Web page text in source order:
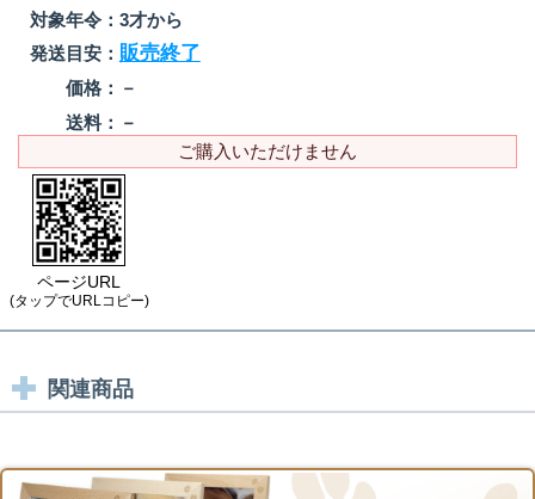
対象年令： 3才から
発送目安： 販売終了
価格： －
送料： －
ご購入いただけません
ページURL
(タップでURLコピー)
関連商品